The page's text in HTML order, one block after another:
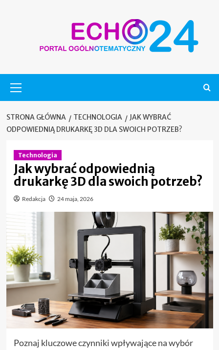
główne
STRONA GŁÓWNA TECHNOLOGIA
JAK WYBRAĆ
ODPOWIEDNIĄ DRUKARKĘ 3D DLA SWOICH POTRZEB?
Technologia
Jak wybrać odpowiednią
drukarkę 3D dla swoich potrzeb?
Redakcja 24 maja, 2026
Poznaj kluczowe czynniki wpływające na wybór